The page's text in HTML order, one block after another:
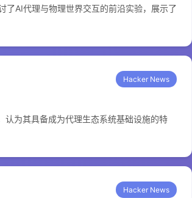
AI代理与物理世界交互的前沿实验，展示了
Hacker News
为其具备成为代理生态系统基础设施的特
Hacker News